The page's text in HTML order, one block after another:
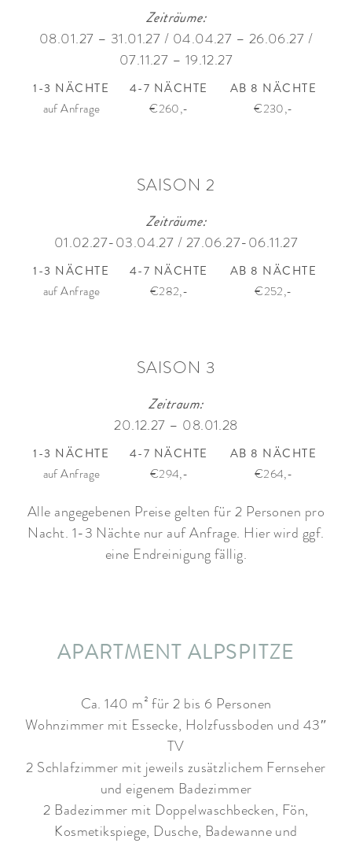
Zeiträume:
08.01.27 – 31.01.27 / 04.04.27 – 26.06.27 /
07.11.27 – 19.12.27
1-3 NÄCHTE 4-7 NÄCHTE
AB 8 NÄCHTE
auf Anfrage
€260,- €230,-
SAISON 2
Zeiträume:
01.02.27-03.04.27 / 27.06.27-06.11.27
1-3 NÄCHTE 4-7 NÄCHTE
AB 8 NÄCHTE
auf Anfrage
€282,- €252,-
SAISON 3
Zeitraum:
20.12.27 – 08.01.28
1-3 NÄCHTE 4-7 NÄCHTE
AB 8 NÄCHTE
auf Anfrage
€294,- €264,-
Alle angegebenen Preise gelten für 2 Personen pro
Nacht. 1-3 Nächte nur auf Anfrage. Hier wird ggf.
eine Endreinigung fällig.
APARTMENT ALPSPITZE
Ca. 140 m² für 2 bis 6 Personen
Wohnzimmer mit Essecke, Holzfussboden und 43″
TV
2 Schlafzimmer mit jeweils zusätzlichem Fernseher
und eigenem Badezimmer
2 Badezimmer mit Doppelwaschbecken, Fön,
Kosmetikspiege, Dusche, Badewanne und